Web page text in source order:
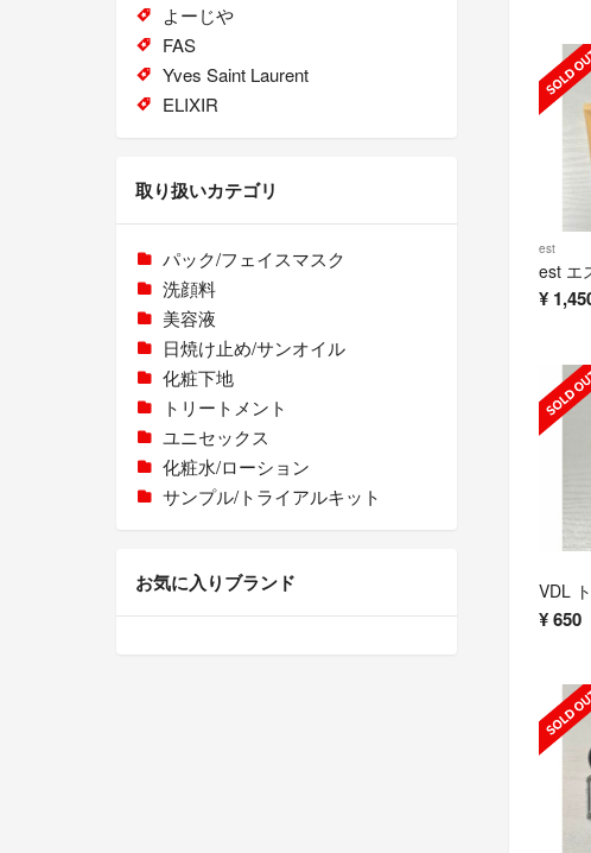
est
¥
¥650
よーじや
FAS
Yves Saint Laurent
ELIXIR
取り扱いカテゴリ
パック/フェイスマスク
洗顔料
美容液
日焼け止め/サンオイル
化粧下地
トリートメント
ユニセックス
化粧水/ローション
サンプル/トライアルキット
お気に入りブランド